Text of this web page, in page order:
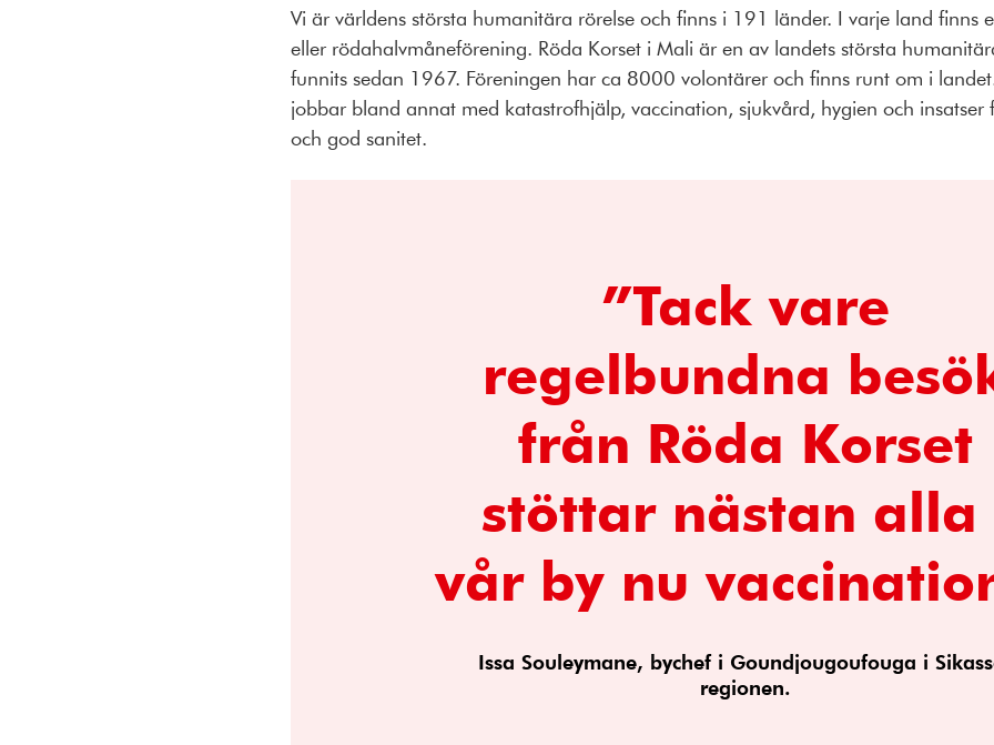
Vi är världens största humanitära rörelse och finns i 191 länder. I varje land finns
eller rödahalvmåneförening. Röda Korset i Mali är en av landets största
funnits sedan 1967. Föreningen har ca 8000 volontärer och finns runt om i
jobbar bland annat med katastrofhjälp, vaccination, sjukvård, hygien och insatser
och god sanitet.
”Tack vare
regelbundna
från Röda Korset
stöttar nästan alla
vår by nu
Issa Souleymane, bychef i Goundjougoufouga i
regionen.